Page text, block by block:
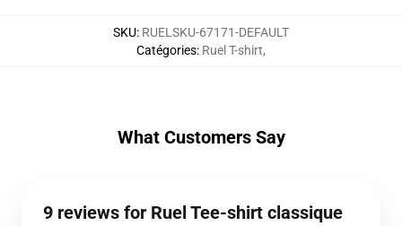
SKU: RUELSKU-67171-DEFAULT
Catégories: Ruel T-shirt,
What Customers Say
9 reviews for Ruel Tee-shirt classique